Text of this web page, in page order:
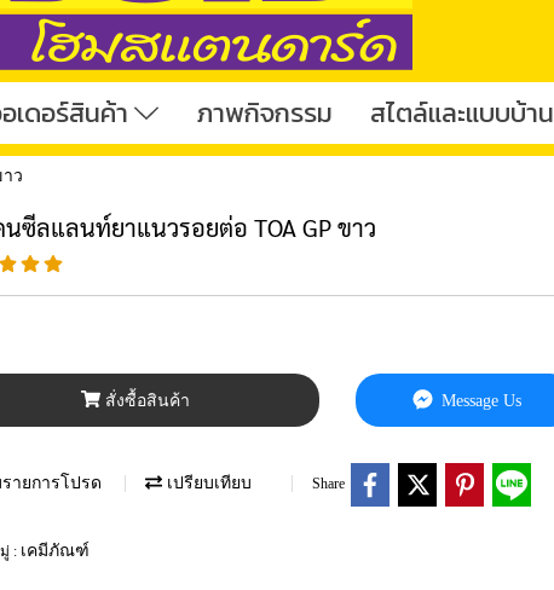
เดอร์สินค้า ภาพกิจกรรม สไตล์และแบบบ้าน
ว
ซีลแลนท์ยาแนวรอยต่อ TOA GP ขาว
สั่งซื้อสินค้า Message Us
รายการโปรด เปรียบเทียบ Share
: เคมีภัณฑ์